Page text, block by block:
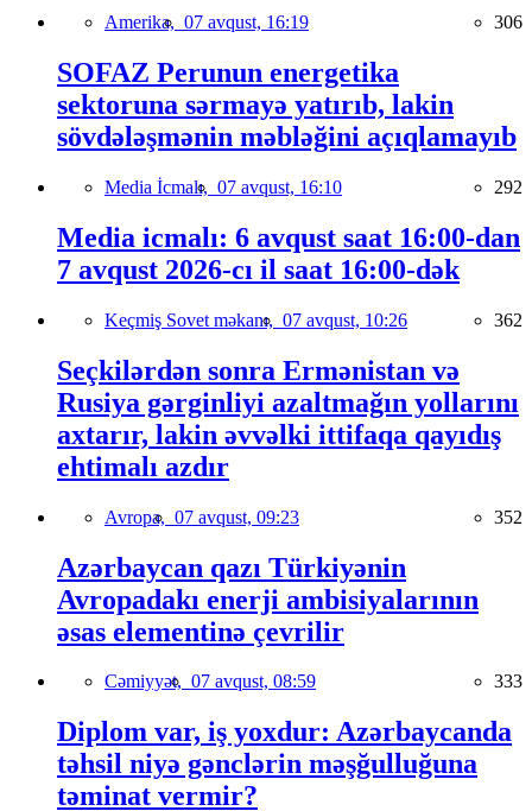
Amerika, 07 avqust, 16:19 306
SOFAZ Perunun energetika
sektoruna sərmayə yatırıb, lakin
sövdələşmənin məbləğini açıqlamayıb
Media İcmalı, 07 avqust, 16:10 292
Media icmalı: 6 avqust saat 16:00-dan
7 avqust 2026-cı il saat 16:00-dək
Keçmiş Sovet məkanı, 07 avqust, 10:26 362
Seçkilərdən sonra Ermənistan və
Rusiya gərginliyi azaltmağın yollarını
axtarır, lakin əvvəlki ittifaqa qayıdış
ehtimalı azdır
Avropa, 07 avqust, 09:23 352
Azərbaycan qazı Türkiyənin
Avropadakı enerji ambisiyalarının
əsas elementinə çevrilir
Cəmiyyət, 07 avqust, 08:59 333
Diplom var, iş yoxdur: Azərbaycanda
təhsil niyə gənclərin məşğulluğuna
təminat vermir?